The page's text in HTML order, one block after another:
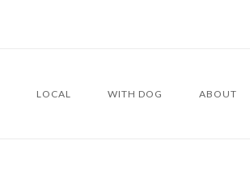
LOCAL WITH DOG ABOUT